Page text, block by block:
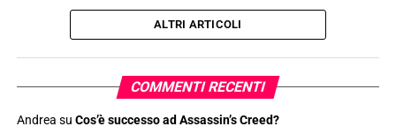
ALTRI ARTICOLI
COMMENTI RECENTI
Andrea su Cos’è successo ad Assassin’s Creed?